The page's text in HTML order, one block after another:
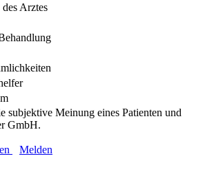
Arztes
subjektive Meinung eines Patienten und
GmbH.
Melden